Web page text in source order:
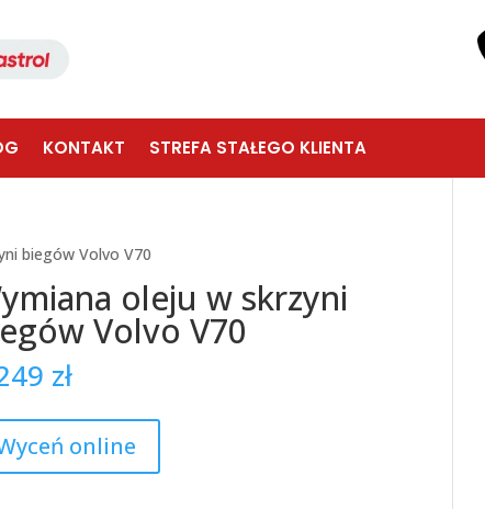
KONTAKT STREFA STAŁEGO KLIENTA
biegów Volvo V70
oleju w skrzyni
Volvo V70
zł
online